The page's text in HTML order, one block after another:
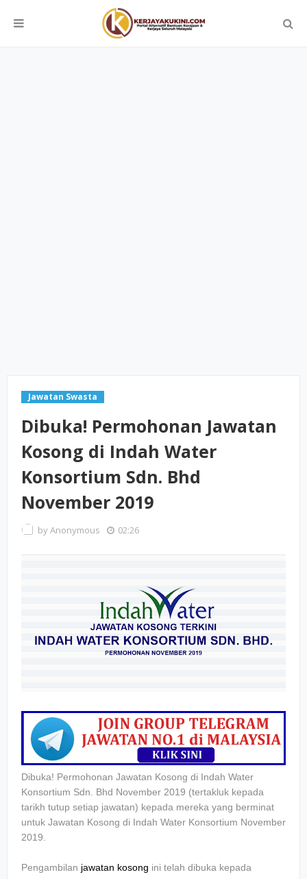
Jawatan Swasta
Dibuka! Permohonan Jawatan
Kosong di Indah Water
Konsortium Sdn. Bhd
November 2019
byAnonymous 02:26
Dibuka! Permohonan Jawatan Kosong di Indah Water
Konsortium Sdn. Bhd November 2019 (tertakluk kepada
tarikh tutup setiap jawatan) kepada mereka yang berminat
untuk Jawatan Kosong di Indah Water Konsortium November
2019.
Pengambilan jawatan kosong ini telah dibuka kepada